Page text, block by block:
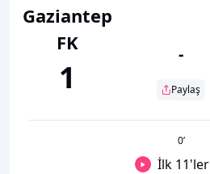
Gaziantep
FK
1
-
Paylaş
0’
İlk 11'ler